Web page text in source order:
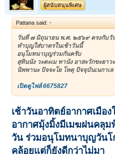
ผู้สนับสนุนพิเศษ
Pattana said: ↑
วันที่ ๗ มิถุนายน พ.ศ. ๒๕๖๙ ตรงกับวั
ทำบุญใส่บาตรในเช้าวันนี้
อนุโมทนาบุญร่วมกันครับ
สุทินนัง วะตะเม ทานัง อาสะวักขะยาว
นิพพานะ ปัจจะโย โหตุ ปัจจุบันเนกาเล
เปิดดูไฟล์ 6675827
เช้าวันอาทิตย์อากาศเมือ
อากาศมุ้งมิ้งมีเมฆฝนคลุ
วัน ร่วมอนุโมทนาบุญวันโ
คล้อยแต่ก็ยังดีกว่าไม่มา